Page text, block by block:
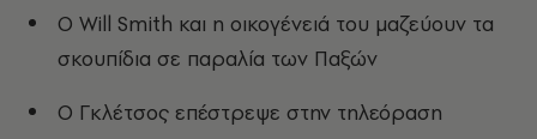
Ο Will Smith και η οικογένειά του μαζεύουν τα
σκουπίδια σε παραλία των Παξών
Ο Γκλέτσος επέστρεψε στην τηλεόραση